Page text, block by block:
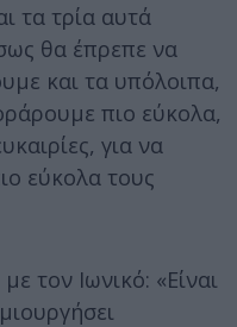
τα τρία αυτά
θα έπρεπε να
και τα υπόλοιπα,
πιο εύκολα,
για να
εύκολα τους
τον Ιωνικό: «Είναι